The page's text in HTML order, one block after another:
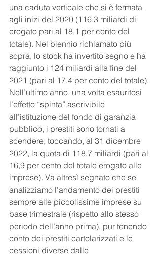
una caduta verticale che si è fermata
agli inizi del 2020 (116,3 miliardi di
erogato pari al 18,1 per cento del
totale). Nel biennio richiamato più
sopra, lo stock ha invertito segno e ha
raggiunto i 124 miliardi alla fine del
2021 (pari al 17,4 per cento del totale).
Nell’ultimo anno, una volta esauritosi
l’effetto “spinta” ascrivibile
all’istituzione del fondo di garanzia
pubblico, i prestiti sono tornati a
scendere, toccando, al 31 dicembre
2022, la quota di 118,7 miliardi (pari al
16,9 per cento del totale erogato alle
imprese). Va altresì segnato che se
analizziamo l’andamento dei prestiti
sempre alle piccolissime imprese su
base trimestrale (rispetto allo stesso
periodo dell’anno prima), pur tenendo
conto dei prestiti cartolarizzati e le
cessioni diverse dalle